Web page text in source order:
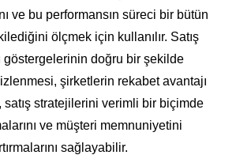
ve bu performansın süreci bir bütün
ölçmek için kullanılır. Satış
göstergelerinin doğru bir şekilde
şirketlerin rekabet avantajı
stratejilerini verimli bir biçimde
ve müşteri memnuniyetini
sağlayabilir.